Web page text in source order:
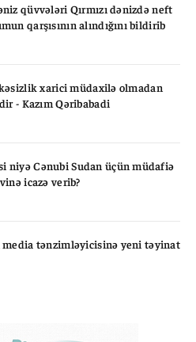
qüvvələri Qırmızı dənizdə neft
qarşısının alındığını bildirib
xarici müdaxilə olmadan
- Kazım Qəribabadi
niyə Cənubi Sudan üçün müdafiə
icazə verib?
media tənzimləyicisinə yeni təyinat